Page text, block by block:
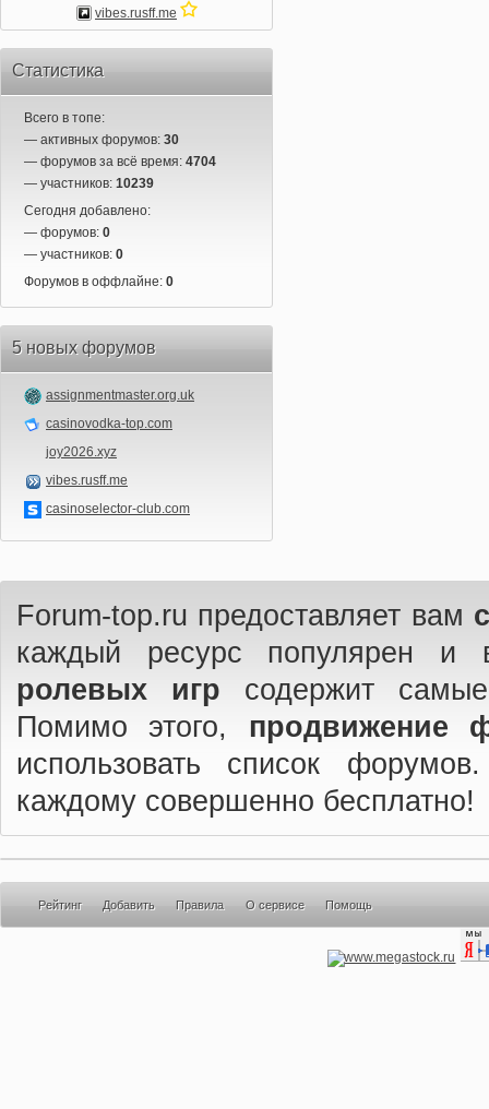
vibes.rusff.me
Статистика
Всего в топе:
— активных форумов: 30
— форумов за всё время: 4704
— участников: 10239
Сегодня добавлено:
— форумов: 0
— участников: 0
Форумов в оффлайне: 0
5 новых форумов
assignmentmaster.org.uk
casinovodka-top.com
joy2026.xyz
vibes.rusff.me
casinoselector-club.com
Forum-top.ru предоставляет вам
каждый ресурс популярен
ролевых игр содержит
Помимо этого, продвижение
использовать список
каждому совершенно бесплатно!
Рейтинг Добавить Правила О сервисе Помощь